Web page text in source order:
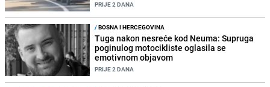
PRIJE 2 DANA
/BOSNA I HERCEGOVINA
Tuga nakon nesreće kod Neuma: Supruga
poginulog motocikliste oglasila se
emotivnom objavom
PRIJE 2 DANA